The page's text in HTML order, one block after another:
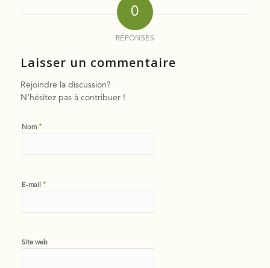
0
RÉPONSES
Laisser un commentaire
Rejoindre la discussion?
N’hésitez pas à contribuer !
Nom *
E-mail *
Site web